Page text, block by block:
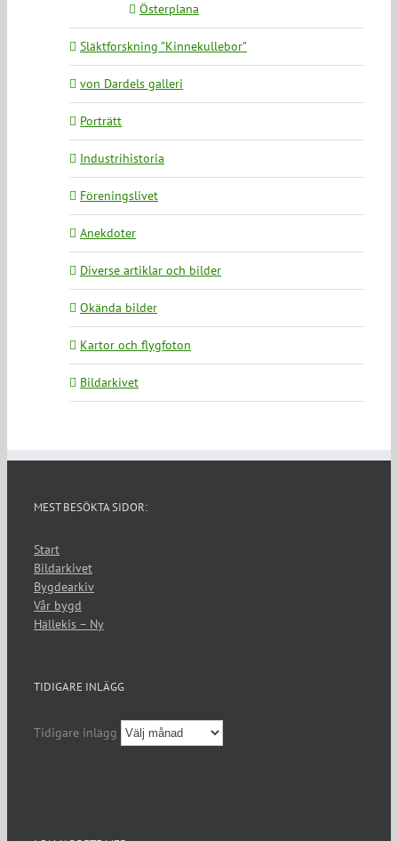
Österplana
Släktforskning ”Kinnekullebor”
von Dardels galleri
Porträtt
Industrihistoria
Föreningslivet
Anekdoter
Diverse artiklar och bilder
Okända bilder
Kartor och flygfoton
Bildarkivet
MEST BESÖKTA SIDOR:
Start
Bildarkivet
Bygdearkiv
Vår bygd
Hällekis – Ny
TIDIGARE INLÄGG
Tidigare inlägg